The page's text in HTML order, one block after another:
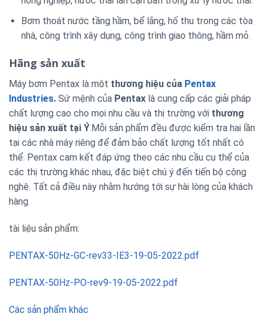
Bơm thoát nước tầng hầm, bể lắng, hố thu trong các tòa
nhà, công trình xây dụng, công trình giao thông, hầm mỏ.
Hãng sản xuất
Máy bơm Pentax là một thương hiệu của Pentax
Industries. Sứ mệnh của Pentax là cung cấp các giải pháp
chất lượng cao cho mọi nhu cầu và thị trường với thương
hiệu sản xuất tại Ý.Mỗi sản phẩm đều được kiểm tra hai lần
tại các nhà máy riêng để đảm bảo chất lượng tốt nhất có
thể. Pentax cam kết đáp ứng theo các nhu cầu cụ thể của
các thị trường khác nhau, đặc biệt chú ý đến tiến bộ công
nghệ. Tất cả điều này nhằm hướng tới sự hài lòng của khách
hàng.
tài liệu sản phẩm:
PENTAX-50Hz-GC-rev33-IE3-19-05-2022.pdf
PENTAX-50Hz-PO-rev9-19-05-2022.pdf
Các sản phẩm khác